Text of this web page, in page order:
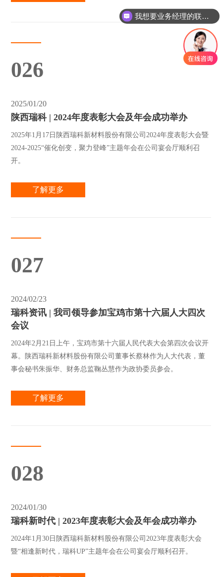
026
2025/01/20
陕西瑞科 | 2024年度表彰大会及年会成功举办
2025年1月17日陕西瑞科新材料股份有限公司2024年度表彰大会暨
2024-2025“催化创变，聚力登峰”主题年会在公司宴会厅顺利召
开。
了解更多
027
2024/02/23
瑞科资讯 | 我司领导参加宝鸡市第十六届人大四次
会议
2024年2月21日上午，宝鸡市第十六届人民代表大会第四次会议开
幕。陕西瑞科新材料股份有限公司董事长蔡林作为人大代表，董
事会秘书朱振华、财务总监鞠丛慧作为政协委员参会。
了解更多
028
2024/01/30
瑞科新时代 | 2023年度表彰大会及年会成功举办
2024年1月30日陕西瑞科新材料股份有限公司2023年度表彰大会
暨“相逢新时代，瑞科UP”主题年会在公司宴会厅顺利召开。
我想咨询购买贵金属催化剂